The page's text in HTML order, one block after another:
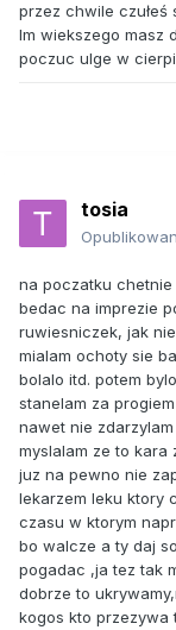
przez chwile czułeś
Im wiekszego masz
poczuc ulge w
tosia
na poczatku chetnie
bedac na imprezie
ruwiesniczek, jak
mialam ochoty sie
bolalo itd. potem
stanelam za
nawet nie
myslalam ze to kara
juz na pewno nie
lekarzem leku ktory
czasu w ktorym
bo walcze a ty daj
pogadac ,ja tez tak
dobrze to
kogos kto przezywa